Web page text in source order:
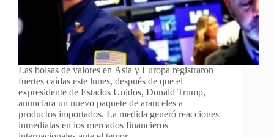
Las bolsas de valores en Asia y Europa registraron
fuertes caídas este lunes, después de que el
expresidente de Estados Unidos, Donald Trump,
anunciara un nuevo paquete de aranceles a
productos importados. La medida generó reacciones
inmediatas en los mercados financieros